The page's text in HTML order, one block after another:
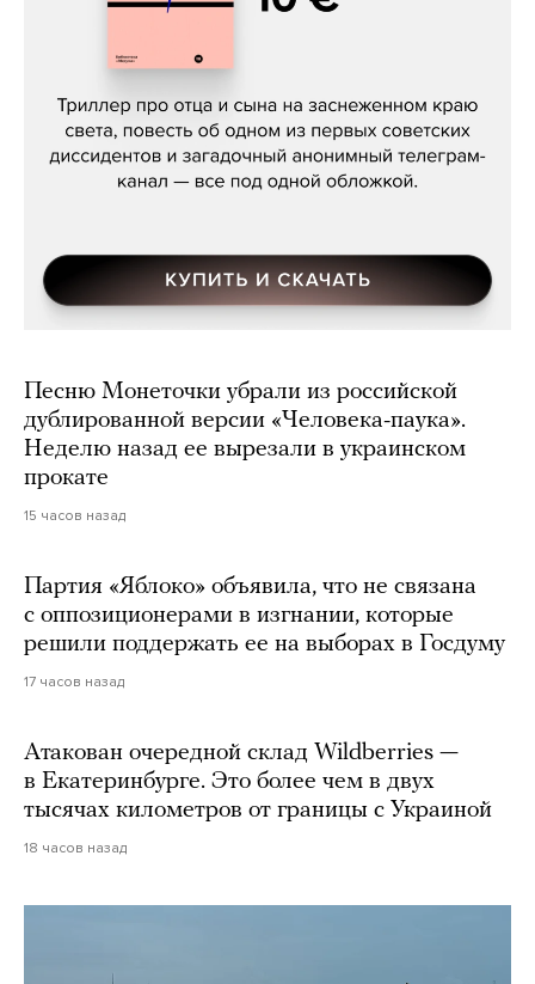
Даниил Туровский, «Разрыв»
Песню Монеточки убрали из российской
дублированной версии «Человека-паука».
Неделю назад ее вырезали в украинском
прокате
15 часов назад
Партия «Яблоко» объявила, что не связана
с оппозиционерами в изгнании, которые
решили поддержать ее на выборах в Госдуму
17 часов назад
Атакован очередной склад Wildberries —
в Екатеринбурге. Это более чем в двух
тысячах километров от границы с Украиной
18 часов назад